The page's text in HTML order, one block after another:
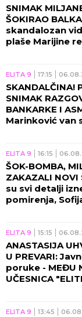
SNIMAK
ŠOKIRAO
skandalozan
plaše Marijine
ELITA 9 17:15
SKANDALČINA!
SNIMAK
BANKARKE I
Marinković van
ELITA 9 16:15
ŠOK-BOMBA,
ZAKAZALI NOVI
su svi detalji
pomirenja,
ELITA 9 15:15
ANASTASIJA
U PREVARI:
poruke - MEĐU
UČESNICA
ELITA 9 13:45